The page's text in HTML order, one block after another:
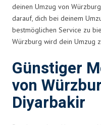
deinen Umzug von
darauf, dich bei deinem
bestmöglichen Service zu
Würzburg wird dein Umzug
Günstiger
von
Diyarbakir